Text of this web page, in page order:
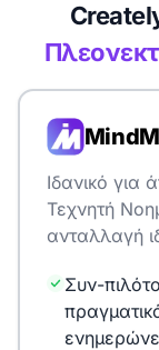
Ιδανικό για
Τεχνητή
ανταλλαγή
Συν-